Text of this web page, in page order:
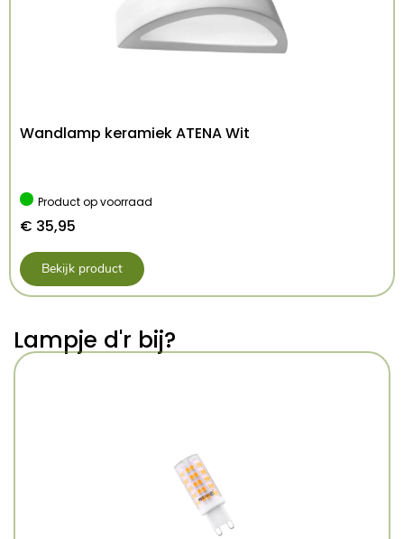
Afmetingen:lengte 117.0 cm, breedte 6.5 cm,
hoogte 16.5 cm
Wandlamp keramiek ATENA Wit
Product op voorraad
€ 35,95
Bekijk product
Lampje d'r bij?